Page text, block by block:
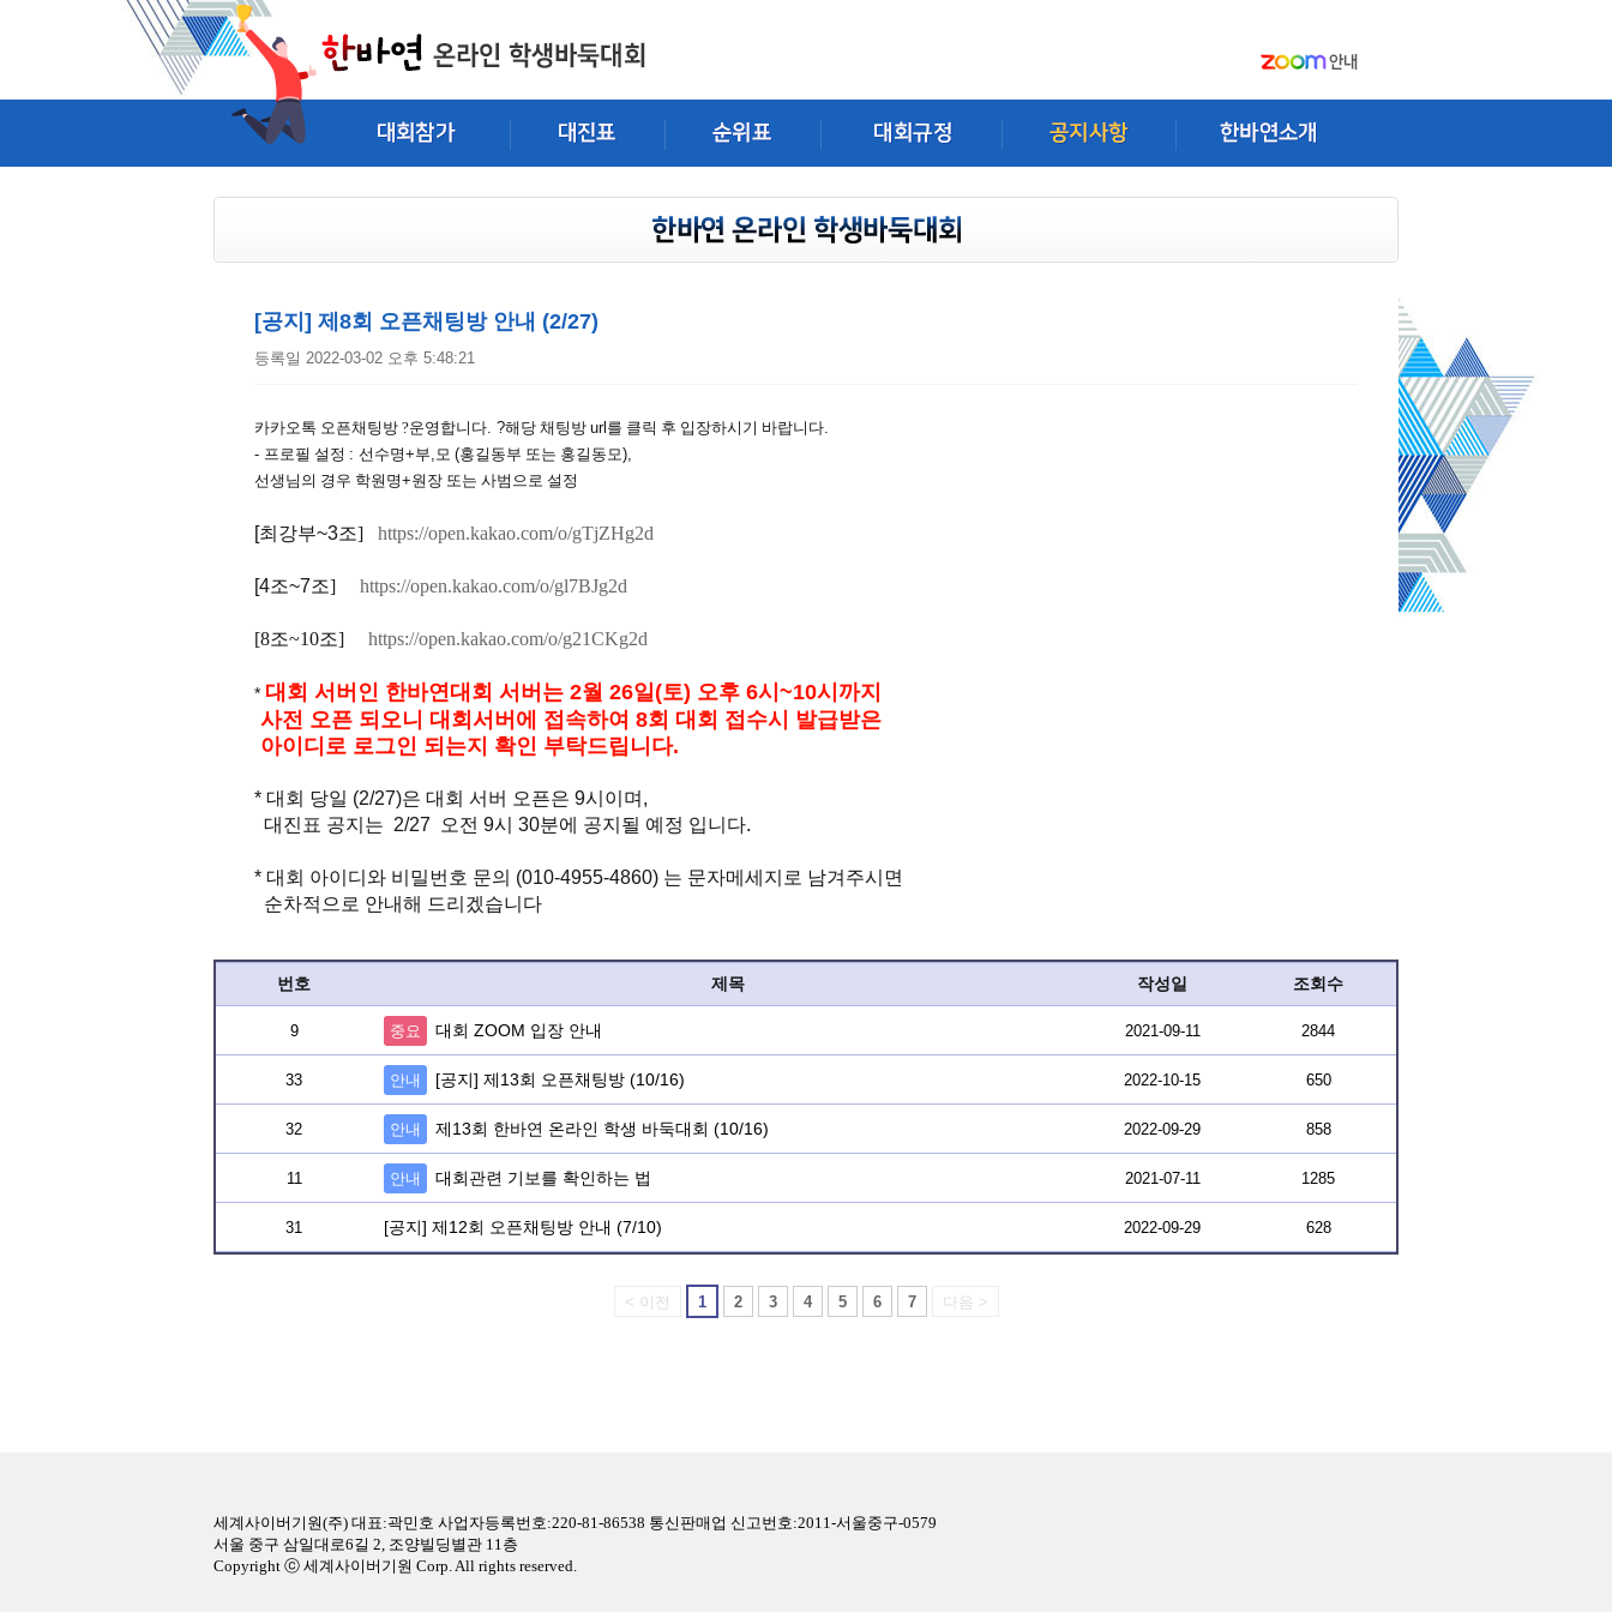
[공지] 제8회 오픈채팅방 안내 (2/27)
등록일 2022-03-02 오후 5:48:21
카카오톡 오픈채팅방 ?운영합니다. ?해당 채팅방 url 를 클릭 후 입장하시기 바랍니다.
- 프로필 설정 : 선수명+부,모 (홍길동부 또는 홍길동모),
선생님의 경우 학원명+원장 또는 사범으로 설정
[최강부~3조] https://open.kakao.com/o/gTjZHg2d
[4조~7조] https://open.kakao.com/o/gl7BJg2d
[8조~10조] https://open.kakao.com/o/g21CKg2d
* 대회 서버인 한바연대회 서버는 2월 26일(토) 오후 6시~10시까지
사전 오픈 되오니 대회서버에 접속하여 8회 대회 접수시 발급받은
아이디로 로그인 되는지 확인 부탁드립니다.
* 대회 당일 (2/27)은 대회 서버 오픈은 9시이며,
대진표 공지는 2/27 오전 9시 30분에 공지될 예정 입니다.
* 대회 아이디와 비밀번호 문의 (010-4955-4860) 는 문자메세지로 남겨주시면
순차적으로 안내해 드리겠습니다
번호 제목 작성일 조회수
9 중요 대회 ZOOM 입장 안내 2021-09-11 2844
33 안내 [공지] 제13회 오픈채팅방 (10/16) 2022-10-15 650
32 안내 제13회 한바연 온라인 학생 바둑대회 (10/16) 2022-09-29 858
11 안내 대회관련 기보를 확인하는 법 2021-07-11 1285
31 [공지] 제12회 오픈채팅방 안내 (7/10) 2022-09-29 628
< 이전 1 2 3 4 5 6 7 다음 >
세계사이버기원(주) 대표:곽민호 사업자등록번호:220-81-86538 통신판매업 신고번호:2011-서울중구-0579
서울 중구 삼일대로6길 2, 조양빌딩별관 11층
Copyright ⓒ 세계사이버기원 Corp. All rights reserved.